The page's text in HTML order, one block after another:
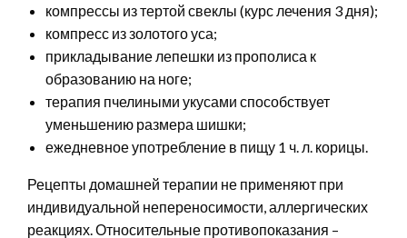
компрессы из тертой свеклы (курс лечения 3 дня);
компресс из золотого уса;
прикладывание лепешки из прополиса к
образованию на ноге;
терапия пчелиными укусами способствует
уменьшению размера шишки;
ежедневное употребление в пищу 1 ч. л. корицы.
Рецепты домашней терапии не применяют при
индивидуальной непереносимости, аллергических
реакциях. Относительные противопоказания –